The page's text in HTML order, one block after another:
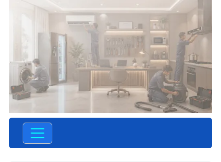
TRUNG TÂM BẢO HÀNH
ĐIỆN MÁY VN